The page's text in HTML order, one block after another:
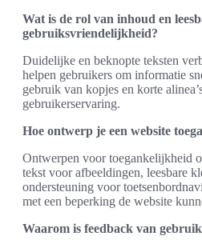
Wat is de rol van inhoud en
gebruiksvriendelijkheid?
Duidelijke en beknopte teksten
helpen gebruikers om informatie
gebruik van kopjes en korte
gebruikerservaring.
Hoe ontwerp je een website
Ontwerpen voor toegankelijkheid
tekst voor afbeeldingen, leesbare
ondersteuning voor
met een beperking de website
Waarom is feedback van